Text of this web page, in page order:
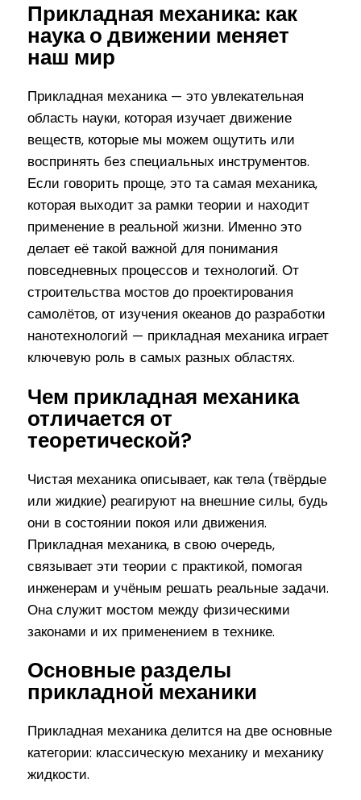
Прикладная механика: как
наука о движении меняет
наш мир
Прикладная механика — это увлекательная
область науки, которая изучает движение
веществ, которые мы можем ощутить или
воспринять без специальных инструментов.
Если говорить проще, это та самая механика,
которая выходит за рамки теории и находит
применение в реальной жизни. Именно это
делает её такой важной для понимания
повседневных процессов и технологий. От
строительства мостов до проектирования
самолётов, от изучения океанов до разработки
нанотехнологий — прикладная механика играет
ключевую роль в самых разных областях.
Чем прикладная механика
отличается от
теоретической?
Чистая механика описывает, как тела (твёрдые
или жидкие) реагируют на внешние силы, будь
они в состоянии покоя или движения.
Прикладная механика, в свою очередь,
связывает эти теории с практикой, помогая
инженерам и учёным решать реальные задачи.
Она служит мостом между физическими
законами и их применением в технике.
Основные разделы
прикладной механики
Прикладная механика делится на две основные
категории: классическую механику и механику
жидкости.